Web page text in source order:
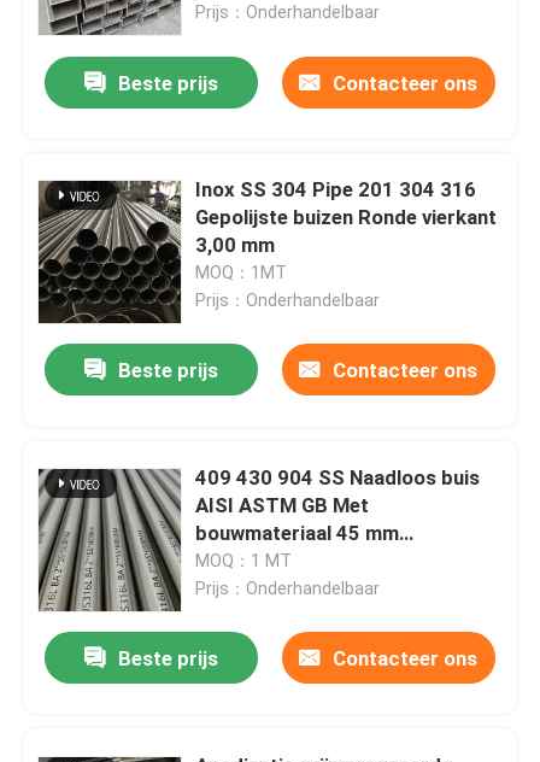
Prijs：Onderhandelbaar
Beste prijs Contacteer ons
Inox SS 304 Pipe 201 304 316
Gepolijste buizen Ronde vierkant
3,00 mm
MOQ：1MT
Prijs：Onderhandelbaar
Beste prijs Contacteer ons
409 430 904 SS Naadloos buis
AISI ASTM GB Met
bouwmateriaal 45 mm
buitendiameter
MOQ：1 MT
Prijs：Onderhandelbaar
Beste prijs Contacteer ons